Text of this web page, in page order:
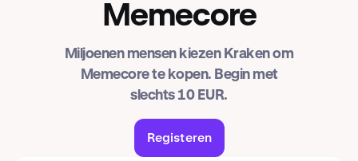
Memecore
Miljoenen mensen kiezen Kraken om
Memecore te kopen. Begin met
slechts 10 EUR.
Registeren